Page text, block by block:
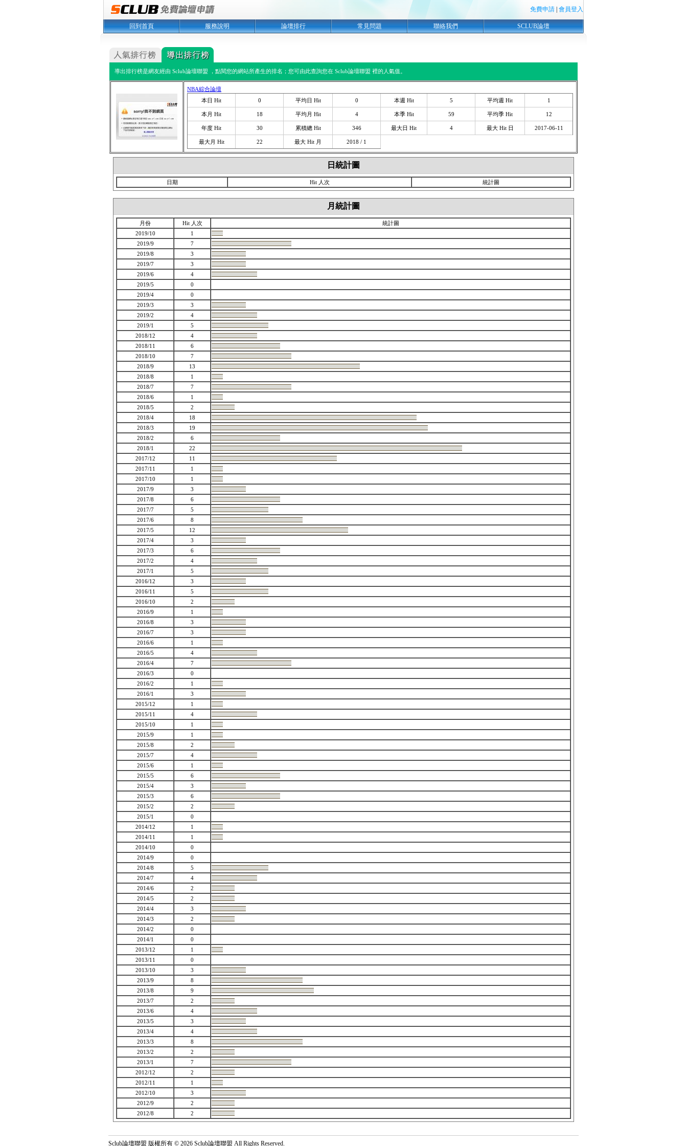
免費申請 會員登入
回到首頁 服務說明 論壇排行 常見問題 聯絡我們 SCLUB論壇
導出排行榜是網友經由 Sclub論壇聯盟 ，點閱您的網站所產生的排名；您可由此查詢您在 Sclub論壇聯盟 裡的人氣值。
NBA綜合論壇
本日 Hit
0 平均日 Hit 0 本週 Hit 5 平均週 Hit 1
本月 Hit 18 平均月 Hit 4 本季 Hit 59 平均季 Hit 12
年度 Hit 30 累積總 Hit 346 最大日 Hit 4 最大 Hit 日 2017-06-11
最大月 Hit 22 最大 Hit 月 2018 / 1
日統計圖
日期 Hit 人次 統計圖
月統計圖
月份 Hit 人次
統計圖
2019/10
1
2019/9
7
2019/8
3
2019/7
3
2019/6
4
2019/5
0
2019/4
0
2019/3
3
2019/2
4
2019/1
5
2018/12
4
2018/11
6
2018/10
7
2018/9
13
2018/8
1
2018/7
7
2018/6
1
2018/5
2
2018/4
18
2018/3
19
2018/2
6
2018/1
22
2017/12
11
2017/11
1
2017/10
1
2017/9
3
2017/8
6
2017/7
5
2017/6
8
2017/5
12
2017/4
3
2017/3
6
2017/2
4
2017/1
5
2016/12
3
2016/11
5
2016/10
2
2016/9
1
2016/8
3
2016/7
3
2016/6
1
2016/5
4
2016/4
7
2016/3
0
2016/2
1
2016/1
3
2015/12
1
2015/11
4
2015/10
1
2015/9
1
2015/8
2
2015/7
4
2015/6
1
2015/5
6
2015/4
3
2015/3
6
2015/2
2
2015/1
0
2014/12
1
2014/11
1
2014/10
0
2014/9
0
2014/8
5
2014/7
4
2014/6
2
2014/5
2
2014/4
3
2014/3
2
2014/2
0
2014/1
0
2013/12
1
2013/11
0
2013/10
3
2013/9
8
2013/8
9
2013/7
2
2013/6
4
2013/5
3
2013/4
4
2013/3
8
2013/2
2
2013/1
7
2012/12
2
2012/11
1
2012/10
3
2012/9
2
2012/8
2
Sclub論壇聯盟 版權所有 © 2026 Sclub論壇聯盟 All Rights Reserved.